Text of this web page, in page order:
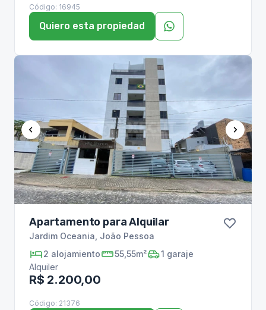
Código: 16945
Quiero esta propiedad
Apartamento para Alquilar
Jardim Oceania João Pessoa
2 alojamiento 55,55m² 1 garaje
Alquiler
R$ 2.200,00
Código: 21376